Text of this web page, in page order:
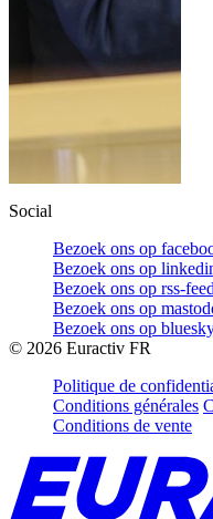
Social
Bezoek ons op
Bezoek ons op
Bezoek ons op rss-feed
Bezoek ons op
Bezoek ons op
© 2026 Euractiv FR
Politique de
Conditions générales
Conditions de vente